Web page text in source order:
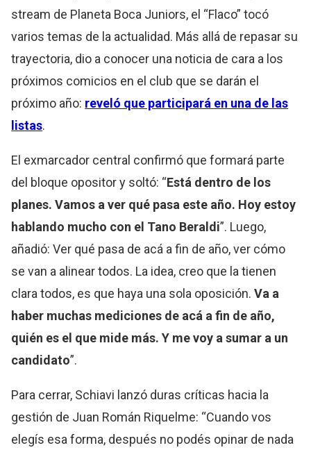
stream de Planeta Boca Juniors, el “Flaco” tocó
varios temas de la actualidad. Más allá de repasar su
trayectoria, dio a conocer una noticia de cara a los
próximos comicios en el club que se darán el
próximo año: reveló que participará en una de las
listas.
El exmarcador central confirmó que formará parte
del bloque opositor y soltó: “Está dentro de los
planes. Vamos a ver qué pasa este año. Hoy estoy
hablando mucho con el Tano Beraldi”. Luego,
añadió: Ver qué pasa de acá a fin de año, ver cómo
se van a alinear todos. La idea, creo que la tienen
clara todos, es que haya una sola oposición.Va a
haber muchas mediciones de acá a fin de año,
quién es el que mide más. Y me voy a sumar a un
candidato”.
Para cerrar, Schiavi lanzó duras críticas hacia la
gestión de Juan Román Riquelme: “Cuando vos
elegís esa forma, después no podés opinar de nada